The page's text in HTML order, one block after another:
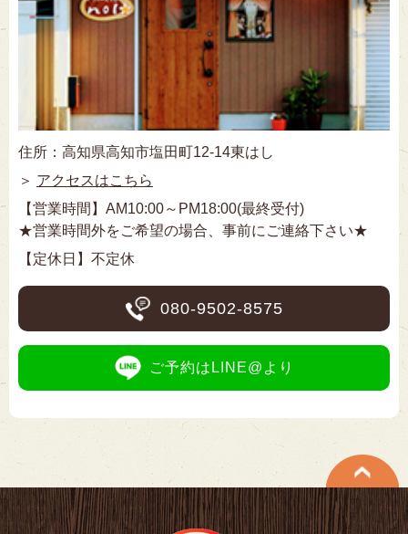
住所：高知県高知市塩田町12-14東はし
＞ アクセスはこちら
【営業時間】AM10:00～PM18:00(最終受付)
★営業時間外をご希望の場合、事前にご連絡下さい★
【定休日】不定休
080-9502-8575
ご予約はLINE@より